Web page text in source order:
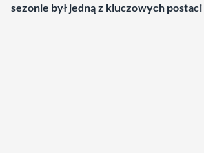
sezonie był jedną z kluczowych